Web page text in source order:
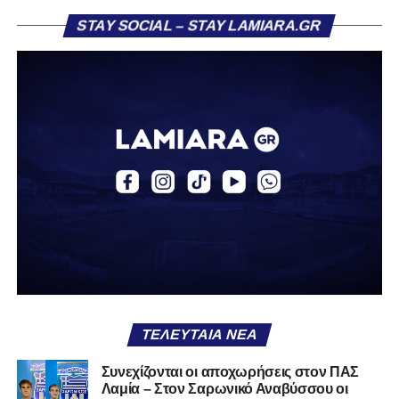
«Ο Α.Ο. Σαρωνικός Αναβύσσου ανακοινώνει την
περσινή σεζόν πραγματοποίησε γεμάτη χρονιά στη Γ’
Στο παρελθόν αγωνίστηκε στην ΑΕΚ Β’, με την οποία
κατέγραψε 10 συμμετοχές στη Super League 2, καθώς
επίσης σε Εθνικό και Ζάκυνθο. Ξεκίνησε την καριέρα του
στις 26 Σεπτεμβρίου 2021.
Καλωσορίζουμε τον Βασίλη στην οικογένεια του
Σαρωνικού και του ευχόμαστε υγεία και πολλές
STAY SOCIAL – STAY LAMIARA.GR
ΤΕΛΕΥΤΑΊΑ ΝΈΑ
Συνεχίζονται οι αποχωρήσεις στον ΠΑΣ
Λαμία – Στον Σαρωνικό Αναβύσσου οι